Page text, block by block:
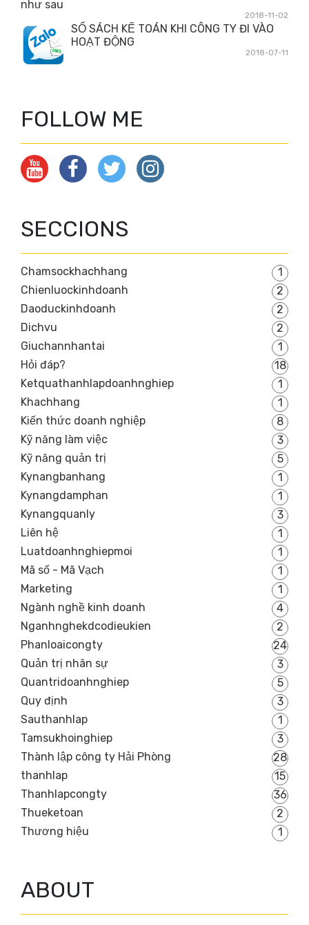
như sau
2018-11-02
SỔ SÁCH KẾ TOÁN KHI CÔNG TY ĐI VÀO
HOẠT ĐỘNG
2018-07-11
FOLLOW ME
SECCIONS
Chamsockhachhang
1
Chienluockinhdoanh
2
Daoduckinhdoanh
2
Dichvu
2
Giuchannhantai
1
Hỏi đáp?
18
Ketquathanhlapdoanhnghiep
1
Khachhang
1
Kiến thức doanh nghiệp
8
Kỹ năng làm việc
3
Kỹ năng quản trị
5
Kynangbanhang
1
Kynangdamphan
1
Kynangquanly
3
Liên hệ
1
Luatdoanhnghiepmoi
1
Mã số - Mã Vạch
1
Marketing
1
Ngành nghề kinh doanh
4
Nganhnghekdcodieukien
2
Phanloaicongty
24
Quản trị nhân sự
3
Quantridoanhnghiep
5
Quy định
3
Sauthanhlap
1
Tamsukhoinghiep
3
Thành lập công ty Hải Phòng
28
thanhlap
15
Thanhlapcongty
36
Thueketoan
2
Thương hiệu
1
ABOUT